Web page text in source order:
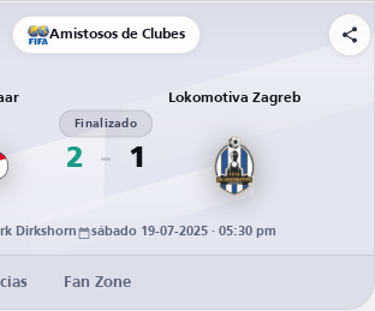
Amistosos de Clubes
2
Finalizado
1
Lokomotiva Zagreb
Dirkshorn sábado 19-07-2025 · 05:30 pm
Fan Zone